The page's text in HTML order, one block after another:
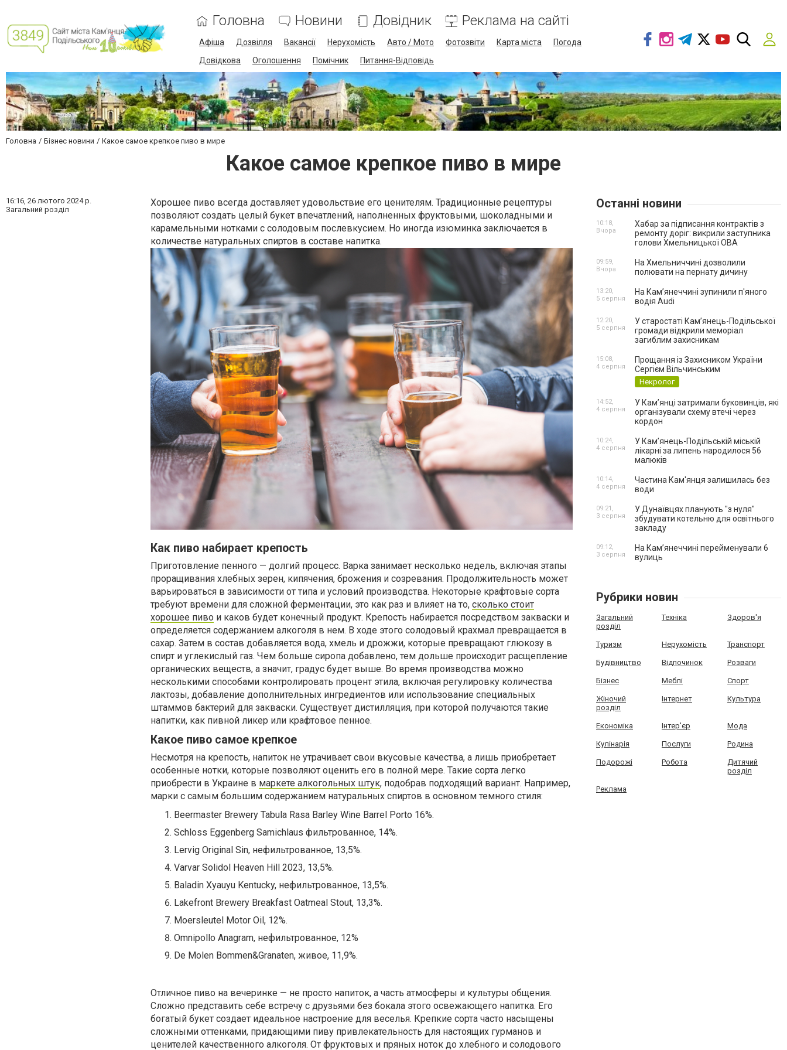
Головна Новини Довідник Реклама на сайті
Афіша Дозвілля Вакансії Нерухомість Авто / Мото Фотозвіти Карта міста
Погода
Довідкова
Оголошення Помічник Питання-Відповідь
Головна Бізнес новини Какое самое крепкое пиво в мире
Какое самое крепкое пиво в мире
16:16, 26 лютого 2024 р.
Загальний розділ
Хорошее пиво всегда доставляет удовольствие его ценителям. Традиционные рецептуры
позволяют создать целый букет впечатлений, наполненных фруктовыми, шоколадными и
карамельными нотками с солодовым послевкусием. Но иногда изюминка заключается в
количестве натуральных спиртов в составе напитка.
Как пиво набирает крепость
Приготовление пенного — долгий процесс. Варка занимает несколько недель, включая этапы
проращивания хлебных зерен, кипячения, брожения и созревания. Продолжительность может
варьироваться в зависимости от типа и условий производства. Некоторые крафтовые сорта
требуют времени для сложной ферментации, это как раз и влияет на то, сколько стоит
хорошее пиво и каков будет конечный продукт. Крепость набирается посредством закваски и
определяется содержанием алкоголя в нем. В ходе этого солодовый крахмал превращается в
сахар. Затем в состав добавляется вода, хмель и дрожжи, которые превращают глюкозу в
спирт и углекислый газ. Чем больше сиропа добавлено, тем дольше происходит расщепление
органических веществ, а значит, градус будет выше. Во время производства можно
несколькими способами контролировать процент этила, включая регулировку количества
лактозы, добавление дополнительных ингредиентов или использование специальных
штаммов бактерий для закваски. Существует дистилляция, при которой получаются такие
напитки, как пивной ликер или крафтовое пенное.
Какое пиво самое крепкое
Несмотря на крепость, напиток не утрачивает свои вкусовые качества, а лишь приобретает
особенные нотки, которые позволяют оценить его в полной мере. Такие сорта легко
приобрести в Украине в маркете алкогольных штук, подобрав подходящий вариант. Например,
марки с самым большим содержанием натуральных спиртов в основном темного стиля:
Beermaster Brewery Tabula Rasa Barley Wine Barrel Porto 16%.
Schloss Eggenberg Samichlaus фильтрованное, 14%.
Lervig Original Sin, нефильтрованное, 13,5%.
Varvar Solidol Heaven Hill 2023, 13,5%.
Baladin Xyauyu Kentucky, нефильтрованное, 13,5%.
Lakefront Brewery Breakfast Oatmeal Stout, 13,3%.
Moersleutel Motor Oil, 12%.
Omnipollo Anagram, нефильтрованное, 12%
De Molen Bommen&Granaten, живое, 11,9%.
Отличное пиво на вечеринке — не просто напиток, а часть атмосферы и культуры общения.
Сложно представить себе встречу с друзьями без бокала этого освежающего напитка. Его
богатый букет создает идеальное настроение для веселья. Крепкие сорта часто насыщены
сложными оттенками, придающими пиву привлекательность для настоящих гурманов и
ценителей качественного алкоголя. От фруктовых и пряных ноток до хлебного и солодового
Останні новини
Хабар за підписання контрактів з
ремонту доріг: викрили заступника
голови Хмельницької ОВА
10:18,
Вчора
На Хмельниччині дозволили
полювати на пернату дичину
09:59,
Вчора
На Камʼянеччині зупинили п'яного
водія Audi
13:20,
5 серпня
У старостаті Кам’янець-Подільської
громади відкрили меморіал
загиблим захисникам
12:20,
5 серпня
Прощання із Захисником України
Сергієм Вільчинським
Некролог
15:08,
4 серпня
У Кам’янці затримали буковинців, які
організували схему втечі через
кордон
14:52,
4 серпня
У Кам’янець-Подільській міській
лікарні за липень народилося 56
малюків
10:24,
4 серпня
Частина Кам'янця залишилась без
води
10:14,
4 серпня
У Дунаївцях планують "з нуля"
збудувати котельню для освітнього
закладу
09:21,
3 серпня
На Камʼянеччині перейменували 6
вулиць
09:12,
3 серпня
Рубрики новин
Загальний
розділ
Техніка Здоров'я
Туризм Нерухомість Транспорт
Будівництво Відпочинок Розваги
Бізнес Меблі Спорт
Жіночий
розділ
Інтернет Культура
Економіка Інтер'єр Мода
Кулінарія Послуги Родина
Подорожі Робота
Дитячий
розділ
Реклама